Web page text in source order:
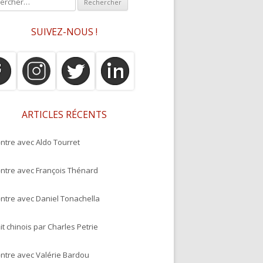
SUIVEZ-NOUS !
ARTICLES RÉCENTS
avec Aldo Tourret
avec François Thénard
avec Daniel Tonachella
chinois par Charles Petrie
avec Valérie Bardou